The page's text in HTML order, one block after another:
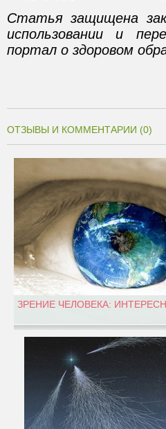
Статья защищена
использовании и
портал о здоровом
ОТЗЫВЫ И КОММЕНТАРИИ (0)
ЗРЕНИЕ ЧЕЛОВЕКА: